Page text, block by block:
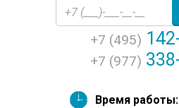
Время работы:
+7 (495)
+7 (977)